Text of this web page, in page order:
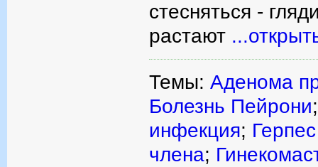
стесняться -
растают
Темы: Аденома
Болезнь Пейрони
инфекция;
члена;